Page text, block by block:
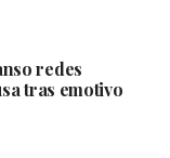
redes
tras emotivo